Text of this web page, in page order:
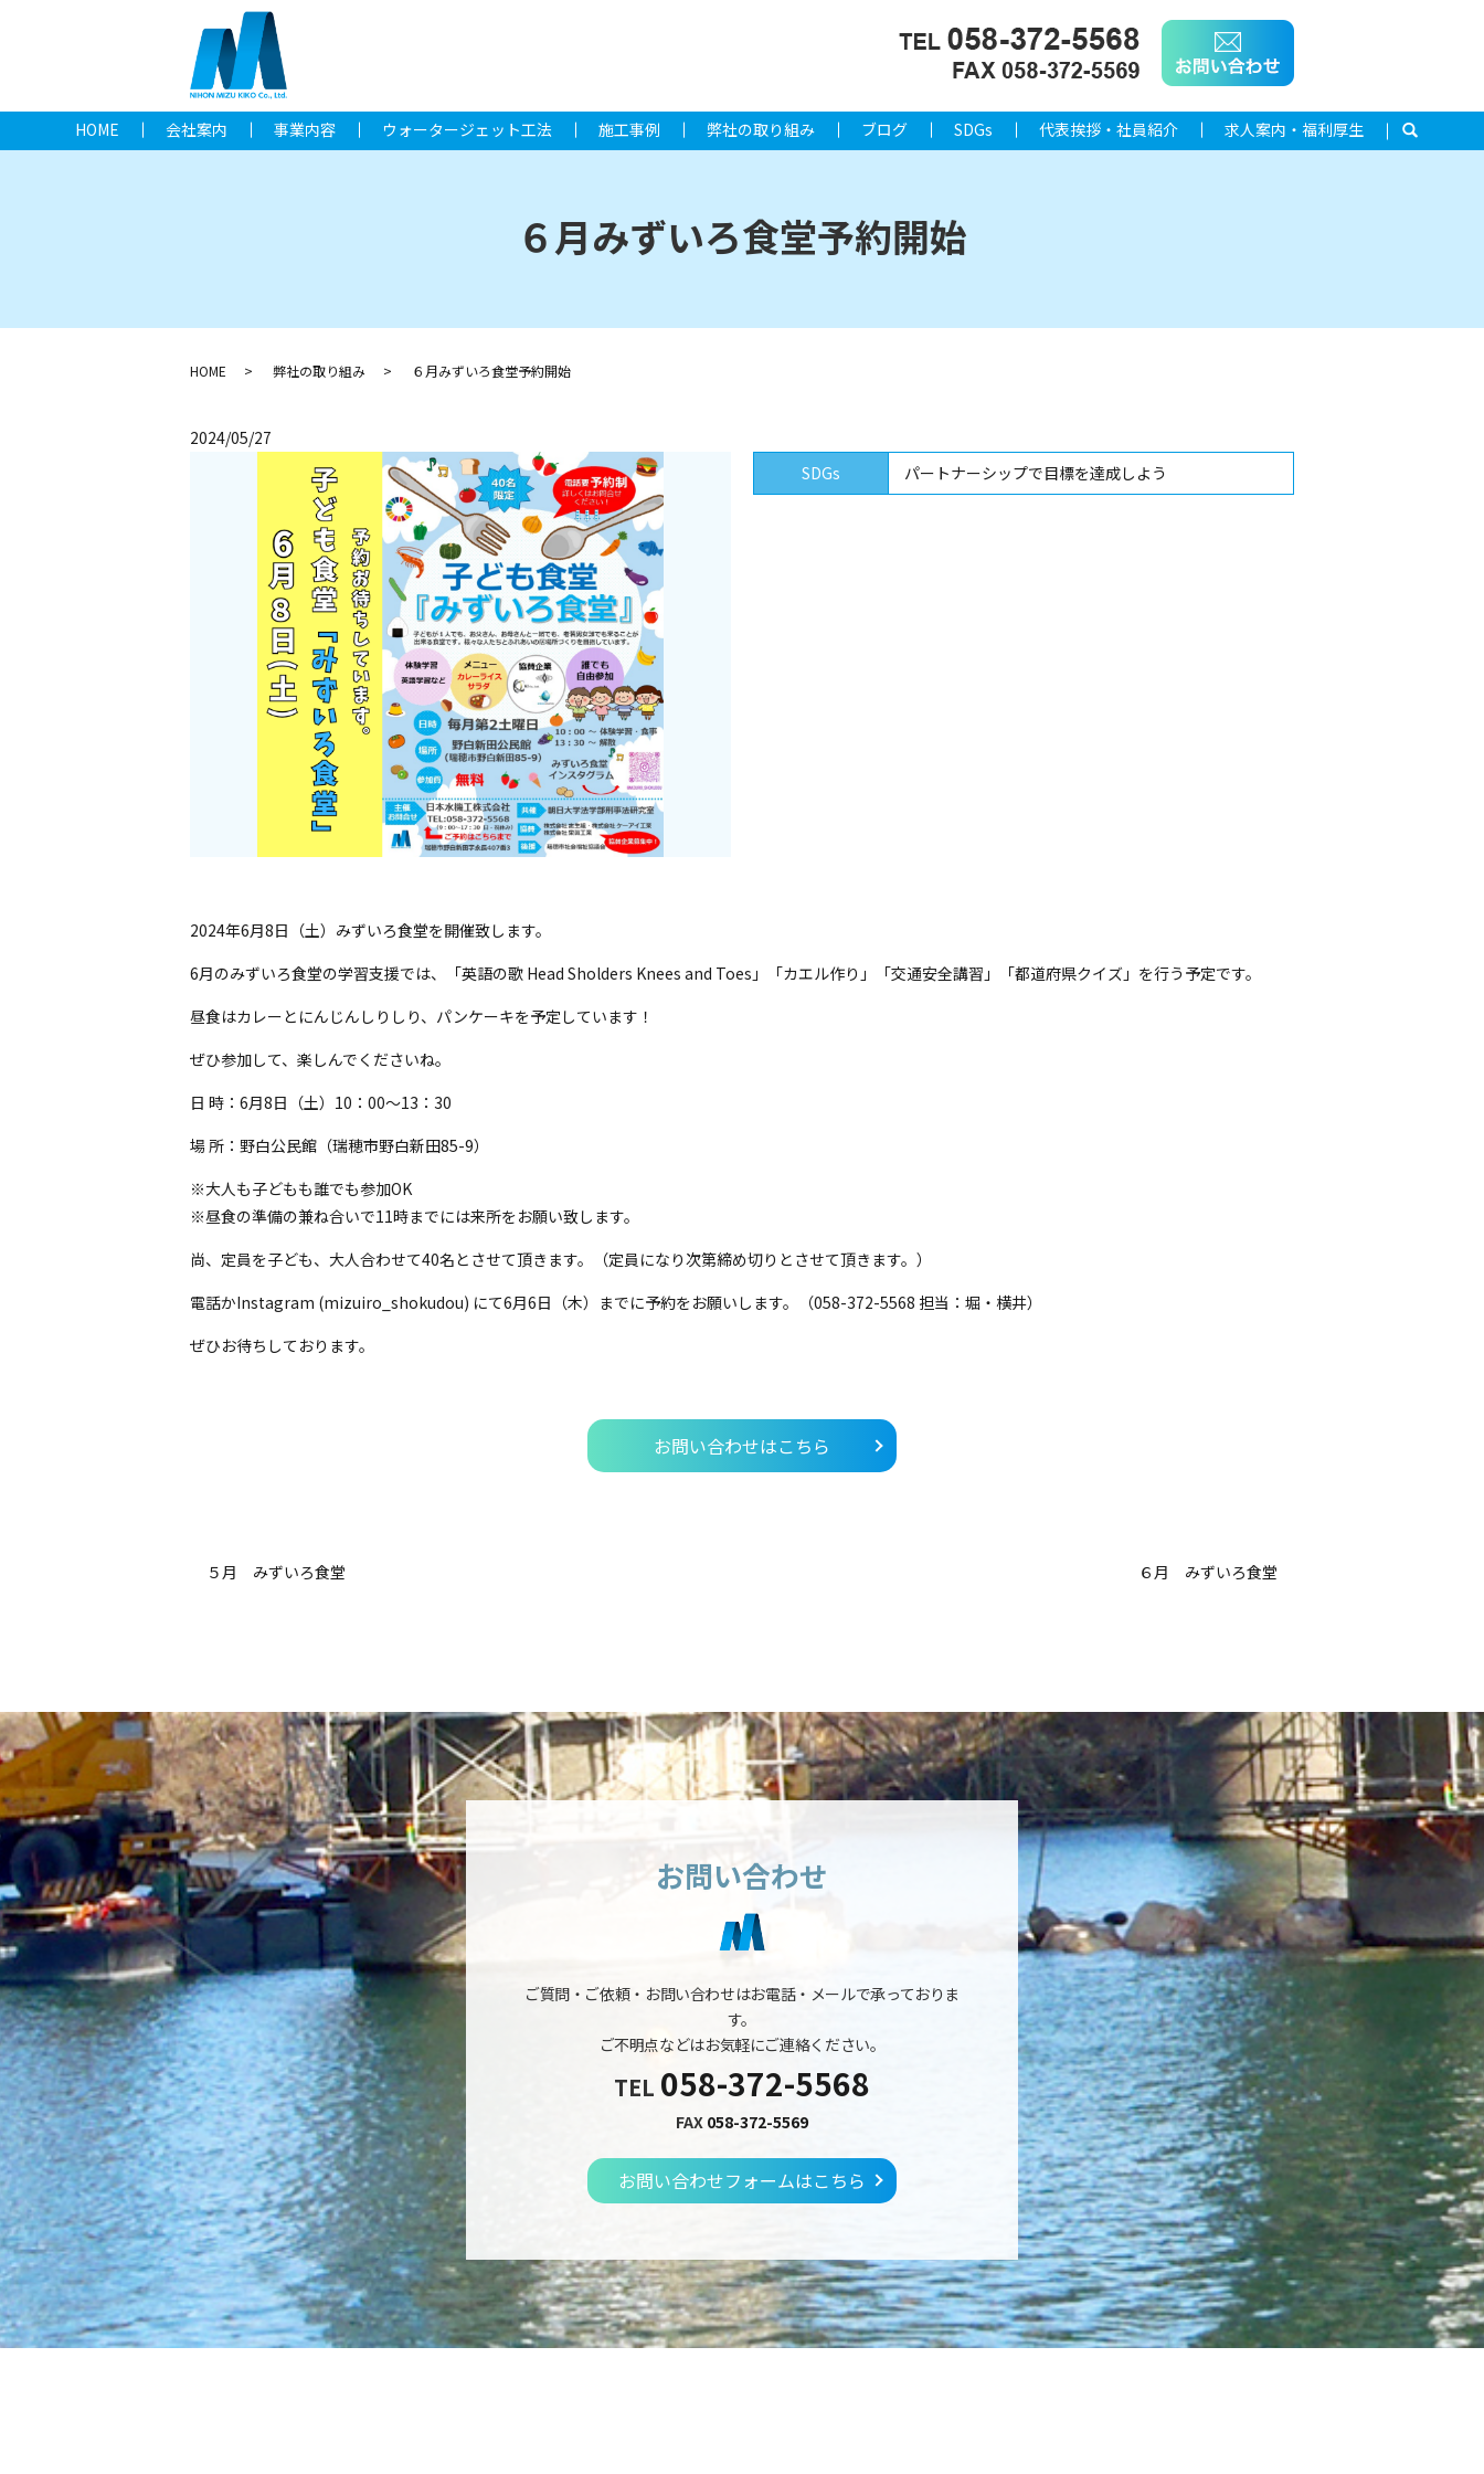
HOME 会社案内 事業内容 ウォータージェット工法 施工事例 弊社の取り組み ブログ SDGs 代表挨拶・社員紹介 求人案内・福利厚生 search
６月みずいろ食堂予約開始
HOME 弊社の取り組み ６月みずいろ食堂予約開始
2024/05/27
SDGs
パートナーシップで目標を達成しよう
2024年6月8日（土）みずいろ食堂を開催致します。
6月のみずいろ食堂の学習支援では、「英語の歌 Head Sholders Knees and Toes」「カエル作り」「交通安全講習」「都道府県クイズ」を行う予定です。
昼食はカレーとにんじんしりしり、パンケーキを予定しています！
ぜひ参加して、楽しんでくださいね。
日 時：6月8日（土）10：00～13：30
場 所：野白公民館（瑞穂市野白新田85-9）
※大人も子どもも誰でも参加OK
※昼食の準備の兼ね合いで11時までには来所をお願い致します。
尚、定員を子ども、大人合わせて40名とさせて頂きます。（定員になり次第締め切りとさせて頂きます。）
電話かInstagram (mizuiro_shokudou) にて6月6日（木）までに予約をお願いします。（058-372-5568 担当：堀・横井）
ぜひお待ちしております。
お問い合わせはこちら
５月 みずいろ食堂 ６月 みずいろ食堂
お問い合わせ
ご質問・ご依頼・お問い合わせはお電話・メールで承っておりま
す。
ご不明点などはお気軽にご連絡ください。
TEL 058-372-5568
FAX 058-372-5569
お問い合わせフォームはこちら